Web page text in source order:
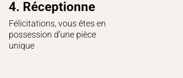
4. Réceptionne
Félicitations, vous êtes en
possession d’une pièce
unique